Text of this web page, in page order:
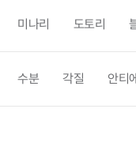
미나리 도토리
수분 각질 안티